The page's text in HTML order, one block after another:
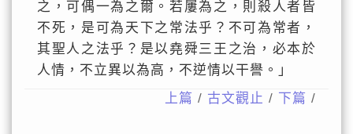
之，可偶一為之爾。若屢為之，則殺人者皆
不死，是可為天下之常法乎？不可為常者，
其聖人之法乎？是以堯舜三王之治，必本於
人情，不立異以為高，不逆情以干譽。」
上篇 / 古文觀止 / 下篇 /